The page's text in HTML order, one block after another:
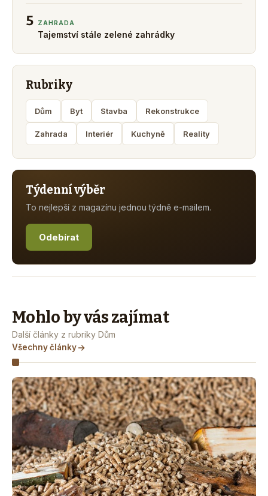
5 ZAHRADA
Tajemství stále zelené zahrádky
Rubriky
Dům Byt Stavba Rekonstrukce
Zahrada Interiér Kuchyně Reality
Týdenní výběr
To nejlepší z magazínu jednou týdně e-mailem.
Odebírat
Mohlo by vás zajímat
Další články z rubriky Dům
Všechny články